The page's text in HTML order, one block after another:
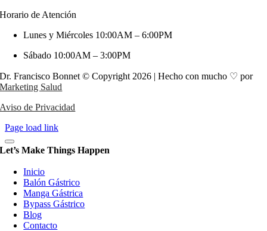
Horario de Atención
Lunes y Miércoles 10:00AM – 6:00PM
Sábado 10:00AM – 3:00PM
Dr. Francisco Bonnet © Copyright 2026 | Hecho con mucho ♡ por
Marketing Salud
Aviso de Privacidad
Page load link
Let’s Make Things Happen
Inicio
Balón Gástrico
Manga Gástrica
Bypass Gástrico
Blog
Contacto